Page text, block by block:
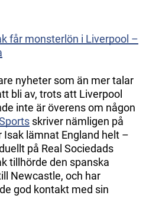
får monsterlön i Liverpool –
nyheter som än mer talar
bli av, trots att Liverpool
inte är överens om någon
skriver nämligen på
lämnat England helt –
på Real Sociedads
tillhörde den spanska
Newcastle, och har
god kontakt med sin